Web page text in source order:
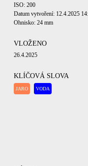
ISO: 200
Datum vytvoření: 12.4.2025
Ohnisko: 24 mm
VLOŽENO
26.4.2025
KLÍČOVÁ SLOVA
JARO VODA